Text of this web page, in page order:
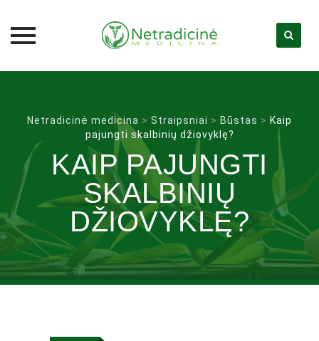
Netradicinė medicina > Straipsniai > Būstas > Kaip
pajungti skalbinių džiovyklę?
KAIP PAJUNGTI
SKALBINIŲ
DŽIOVYKLĘ?